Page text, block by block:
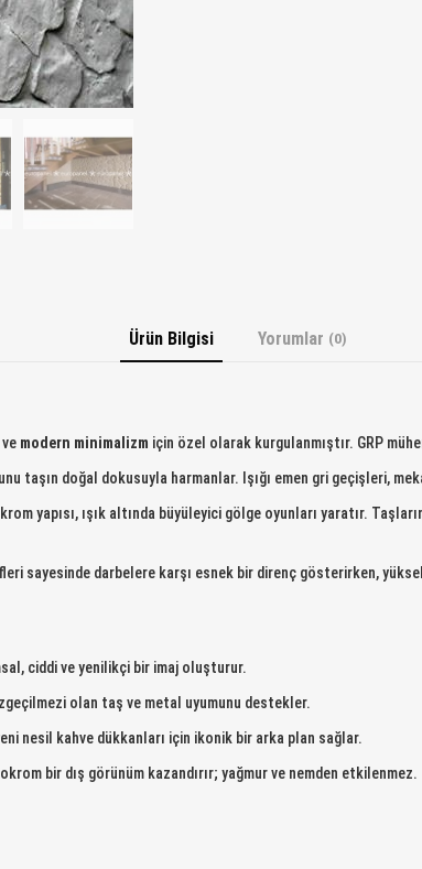
Ürün Bilgisi Yorumlar (0)
ve modern minimalizm için özel olarak kurgulanmıştır. GRP
taşın doğal dokusuyla harmanlar. Işığı emen gri geçişleri,
yapısı, ışık altında büyüleyici gölge oyunları yaratır.
sayesinde darbelere karşı esnek bir direnç gösterirken,
ciddi ve yenilikçi bir imaj oluşturur.
olan taş ve metal uyumunu destekler.
nesil kahve dükkanları için ikonik bir arka plan sağlar.
bir dış görünüm kazandırır; yağmur ve nemden etkilenmez.